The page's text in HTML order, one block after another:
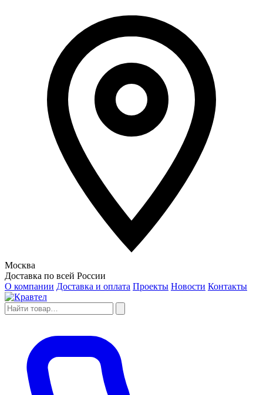
Москва
Доставка по всей России
О компании Доставка и оплата Проекты Новости Контакты